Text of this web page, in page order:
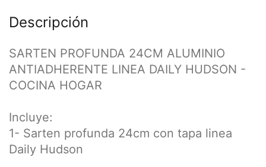
Descripción
SARTEN PROFUNDA 24CM ALUMINIO
ANTIADHERENTE LINEA DAILY HUDSON -
COCINA HOGAR
Incluye:
1- Sarten profunda 24cm con tapa linea
Daily Hudson